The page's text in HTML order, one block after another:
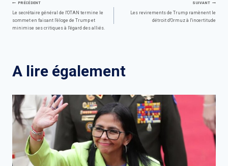
Navigation
de
PRÉCÉDENT
Le secrétaire général de l'OTAN termine le
sommet en faisant l'éloge de Trump et
minimise ses critiques à l'égard des alliés.
SUIVANT
Les revirements de Trump ramènent le
détroit d'Ormuz à l'incertitude
A lire également